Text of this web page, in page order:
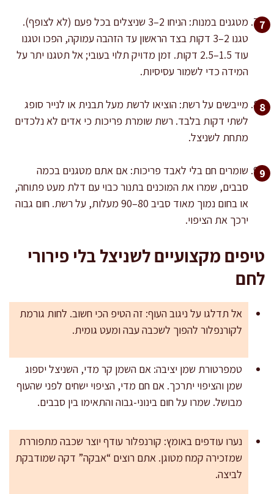
מטגנים במנות: הניחו 2–3 שניצלים בכל פעם (לא לצופף).
טגנו 2–3 דקות בצד הראשון עד הזהבה עמוקה, הפכו וטגנו
עוד 1.5–2.5 דקות. זמן מדויק תלוי בעובי; אל תטגנו יתר על
המידה כדי לשמור עסיסיות.
מייבשים על רשת: הוציאו לרשת מעל תבנית או לנייר סופג
לשתי דקות בלבד. רשת שומרת פריכות כי אדים לא נלכדים
מתחת לשניצל.
שומרים חם בלי לאבד פריכות: אם אתם מטגנים בכמה
סבבים, שמרו את המוכנים בתנור כבוי עם דלת מעט פתוחה,
או בחום נמוך מאוד סביב 80–90 מעלות, על רשת. חום גבוה
ירכך את הציפוי.
טיפים מקצועיים לשניצל בלי פירורי
לחם
אל תדלגו על ניגוב העוף: זה הטיפ הכי חשוב. לחות גורמת
לקורנפלור להפוך לשכבה עבה ומעט גומית.
טמפרטורת שמן יציבה: אם השמן קר מדי, השניצל יספוג
שמן והציפוי יתרכך. אם חם מדי, הציפוי ישחים לפני שהעוף
מבושל. שמרו על חום בינוני-גבוה והתאימו בין סבבים.
נערו עודפים באומץ: קורנפלור עודף יוצר שכבה מתפוררת
שמזכירה קמח מטוגן. אתם רוצים “אבקה” דקה שמודבקת
לביצה.